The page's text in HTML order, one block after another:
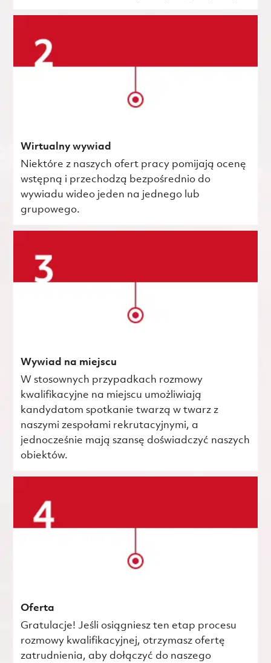
Wirtualny wywiad
Niektóre z naszych ofert pracy pomijają ocenę
wstępną i przechodzą bezpośrednio do
wywiadu wideo jeden na jednego lub
grupowego.
Wywiad na miejscu
W stosownych przypadkach rozmowy
kwalifikacyjne na miejscu umożliwiają
kandydatom spotkanie twarzą w twarz z
naszymi zespołami rekrutacyjnymi, a
jednocześnie mają szansę doświadczyć naszych
obiektów.
Oferta
Gratulacje! Jeśli osiągniesz ten etap procesu
rozmowy kwalifikacyjnej, otrzymasz ofertę
zatrudnienia, aby dołączyć do naszego